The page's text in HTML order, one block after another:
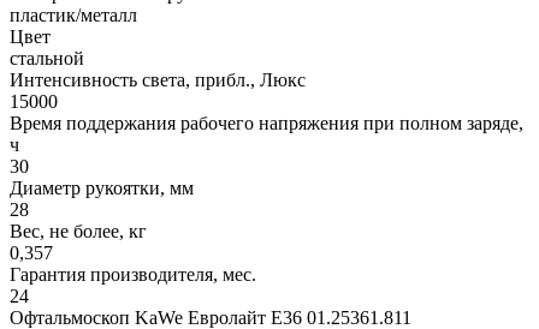
пластик/металл
Цвет
стальной
Интенсивность света, прибл., Люкс
15000
Время поддержания рабочего напряжения при полном заряде,
ч
30
Диаметр рукоятки, мм
28
Вес, не более, кг
0,357
Гарантия производителя, мес.
24
Офтальмоскоп KaWe Евролайт E36 01.25361.811